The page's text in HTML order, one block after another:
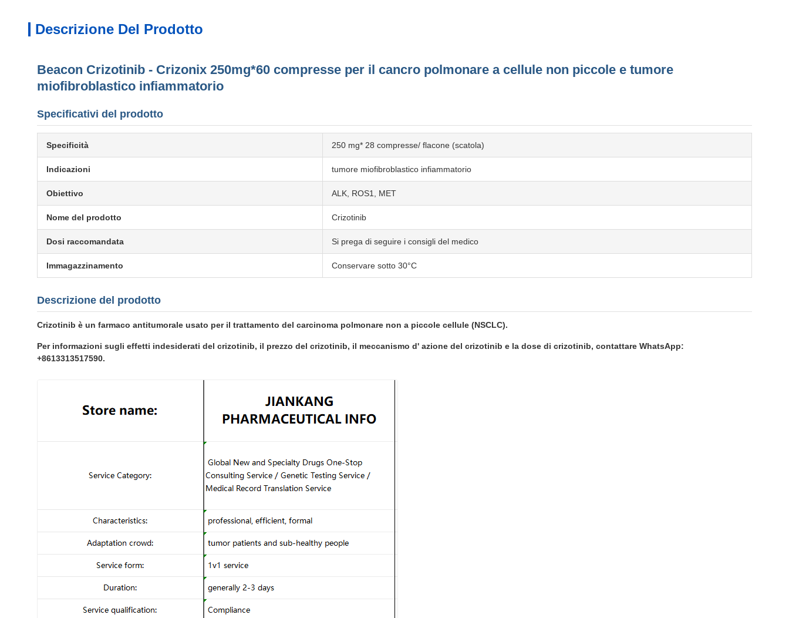
Descrizione Del Prodotto
Beacon Crizotinib - Crizonix 250mg*60 compresse per il cancro polmonare a cellule non piccole e tumore
miofibroblastico infiammatorio
Specificativi del prodotto
Specificità 250 mg* 28 compresse/ flacone (scatola)
Indicazioni tumore miofibroblastico infiammatorio
Obiettivo ALK, ROS1, MET
Nome del prodotto Crizotinib
Dosi raccomandata Si prega di seguire i consigli del medico
Immagazzinamento Conservare sotto 30°C
Descrizione del prodotto
Crizotinib è un farmaco antitumorale usato per il trattamento del carcinoma polmonare non a piccole cellule (NSCLC).
Per informazioni sugli effetti indesiderati del crizotinib, il prezzo del crizotinib, il meccanismo d' azione del crizotinib e la dose di crizotinib, contattare WhatsApp:
+8613313517590.